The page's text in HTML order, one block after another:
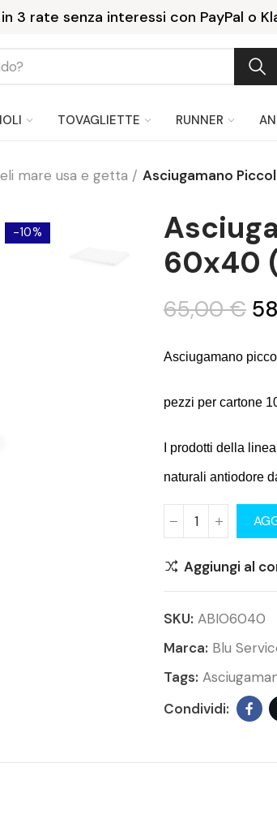
Paga in 3 rate senza
TOVAGLIETTE RUNNER
mare usa e getta Asciugamano
-10%
60x40
65,00 €
Asciugamano
pezzi per cartone
I prodotti della
naturali antiodore
Aggiungi al
SKU: ABIO6040
Marca: Blu
Tags: